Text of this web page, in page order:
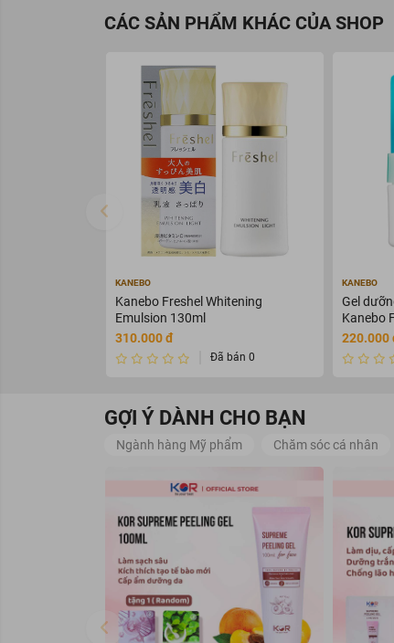
CÁC SẢN PHẨM KHÁC CỦA SHOP
KANEBO
Kanebo Freshel Whitening
Emulsion 130ml
310.000 đ
Đã bán 0
KANEBO
Gel
Kanebo
220.000
GỢI Ý DÀNH CHO BẠN
Ngành hàng Mỹ phẩm Chăm sóc cá nhân